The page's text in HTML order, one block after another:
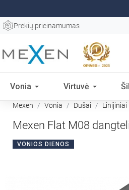
Prekių prieinamumas
Vonia Virtuvė
Mexen Vonia Dušai Linijiniai
Mexen Flat M08
VONIOS DIENOS